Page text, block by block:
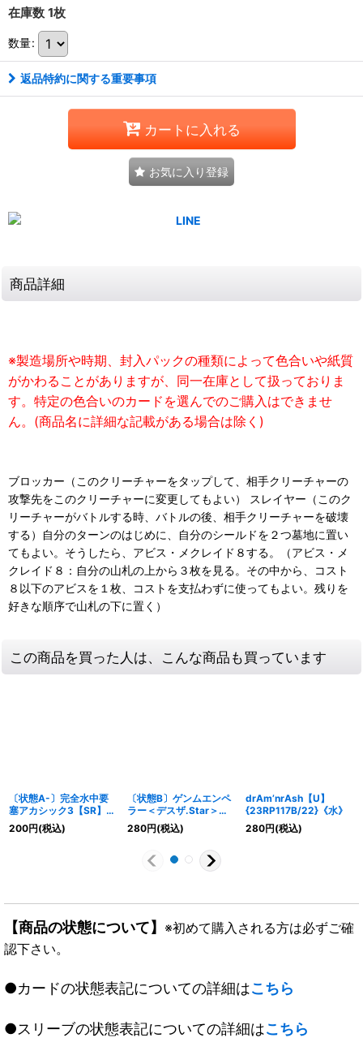
在庫数 1枚
数量:
返品特約に関する重要事項
カートに入れる
お気に入り登録
商品詳細
※製造場所や時期、封入パックの種類によって色合いや紙質
がかわることがありますが、同一在庫として扱っておりま
す。特定の色合いのカードを選んでのご購入はできませ
ん。(商品名に詳細な記載がある場合は除く)
ブロッカー（このクリーチャーをタップして、相手クリーチャーの
攻撃先をこのクリーチャーに変更してもよい） スレイヤー（このク
リーチャーがバトルする時、バトルの後、相手クリーチャーを破壊
する）自分のターンのはじめに、自分のシールドを２つ墓地に置い
てもよい。そうしたら、アビス・メクレイド８する。（アビス・メ
クレイド８：自分の山札の上から３枚を見る。その中から、コスト
８以下のアビスを１枚、コストを支払わずに使ってもよい。残りを
好きな順序で山札の下に置く）
この商品を買った人は、こんな商品も買っています
〔状態A-〕完全水中要
塞アカシック3【SR】
{25EX2超5/超50}
《水》
200円(税込)
〔状態B〕ゲンムエンペ
ラー＜デスザ.Star＞
【SR】{RP176B/20}
《闇》
280円(税込)
drAm’nrAsh【U】
{23RP117B/22}《水》
280円(税込)
【商品の状態について】 ※初めて購入される方は必ずご確
認下さい。
●カードの状態表記についての詳細はこちら
●スリーブの状態表記についての詳細はこちら